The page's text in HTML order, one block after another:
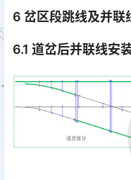
6 岔区段跳线及并联
6.1 道岔后并联线安